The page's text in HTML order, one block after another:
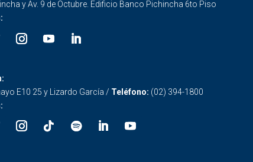
y Av. 9 de Octubre. Edificio Banco Pichincha 6to Piso
E10 25 y Lizardo García / Teléfono: (02) 394-1800